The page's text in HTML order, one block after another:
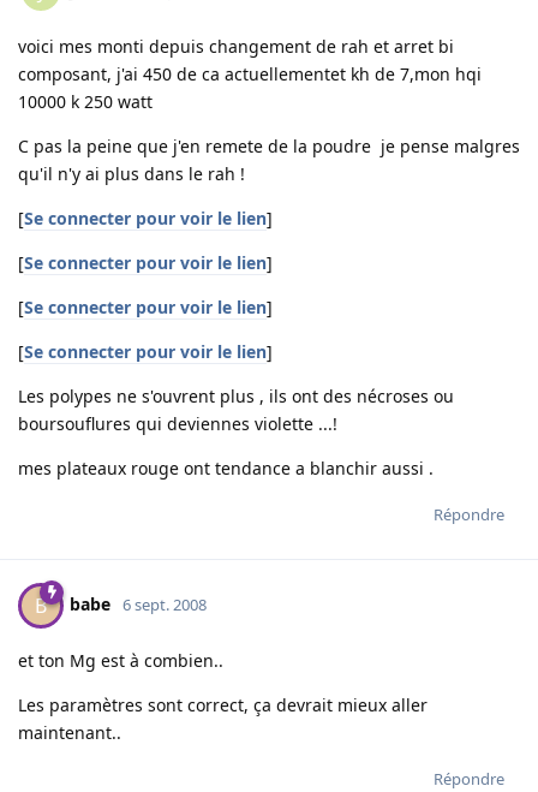
voici mes monti depuis changement de rah et arret bi
composant, j'ai 450 de ca actuellementet kh de 7,mon hqi
10000 k 250 watt
C pas la peine que j'en remete de la poudre je pense malgres
qu'il n'y ai plus dans le rah !
[Se connecter pour voir le lien]
[Se connecter pour voir le lien]
[Se connecter pour voir le lien]
[Se connecter pour voir le lien]
Les polypes ne s'ouvrent plus , ils ont des nécroses ou
boursouflures qui deviennes violette ...!
mes plateaux rouge ont tendance a blanchir aussi .
Répondre
B babe 6 sept. 2008
et ton Mg est à combien..
Les paramètres sont correct, ça devrait mieux aller
maintenant..
Répondre